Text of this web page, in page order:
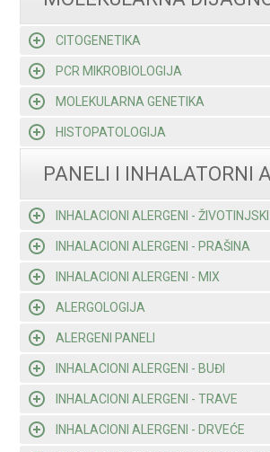
CITOGENETIKA
PCR MIKROBIOLOGIJA
MOLEKULARNA GENETIKA
HISTOPATOLOGIJA
PANELI I INHALATORNI
INHALACIONI ALERGENI - ŽIVOTINJSKI
INHALACIONI ALERGENI - PRAŠINA
INHALACIONI ALERGENI - MIX
ALERGOLOGIJA
ALERGENI PANELI
INHALACIONI ALERGENI - BUĐI
INHALACIONI ALERGENI - TRAVE
INHALACIONI ALERGENI - DRVEĆE